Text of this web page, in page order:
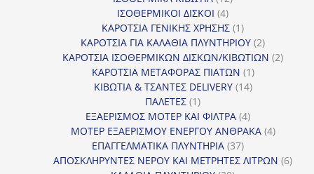
ΙΣΟΘΕΡΜΙΚΟΙ ΔΙΣΚΟΙ 44
προϊόντα
ΚΑΡΟΤΣΙΑ ΓΕΝΙΚΗΣ ΧΡΗΣΗΣ 11
προϊόν
ΚΑΡΟΤΣΙΑ ΓΙΑ ΚΑΛΑΘΙΑ ΠΛΥΝΤΗΡΙΟΥ 22
προϊόντα
ΚΑΡΟΤΣΙΑ ΙΣΟΘΕΡΜΙΚΩΝ ΔΙΣΚΩΝ/ΚΙΒΩΤΙΩΝ 22
ΚΑΡΟΤΣΙΑ ΜΕΤΑΦΟΡΑΣ ΠΙΑΤΩΝ 11
προϊόν
ΚΙΒΩΤΙΑ & ΤΣΑΝΤΕΣ DELIVERY 1414
ΠΑΛΕΤΕΣ 11
προϊόν
ΕΞΑΕΡΙΣΜΟΣ ΜΟΤΕΡ ΚΑΙ ΦΙΛΤΡΑ 44
προϊόντα
ΜΟΤΕΡ ΕΞΑΕΡΙΣΜΟΥ ΕΝΕΡΓΟΥ ΑΝΘΡΑΚΑ 44
ΕΠΑΓΓΕΛΜΑΤΙΚΑ ΠΛΥΝΤΗΡΙΑ 3737
προϊόντα
ΑΠΟΣΚΛΗΡΥΝΤΕΣ ΝΕΡΟΥ ΚΑΙ ΜΕΤΡΗΤΕΣ ΛΙΤΡΩΝ 66